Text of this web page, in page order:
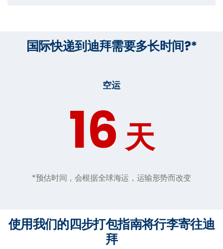
国际快递到迪拜需要多长时间?*
空运
16 天
*预估时间，会根据全球海运，运输形势而改变
使用我们的四步打包指南将行李寄往迪
拜